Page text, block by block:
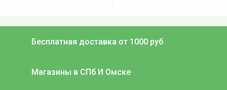
Бесплатная доставка от 1000 руб
Магазины в СПб И Омске